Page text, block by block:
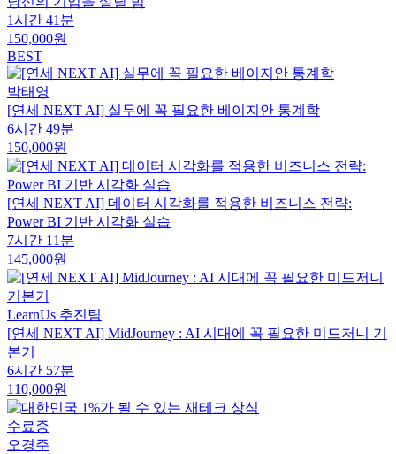
1시간 41분
150,000원
BEST
박태영
[연세 NEXT AI] 실무에 꼭 필요한 베이지안 통계학
6시간 49분
150,000원
[연세 NEXT AI] 데이터 시각화를 적용한 비즈니스 전략:
Power BI 기반 시각화 실습
7시간 11분
145,000원
LearnUs 추진팀
[연세 NEXT AI] MidJourney : AI 시대에 꼭 필요한 미드저니 기
본기
6시간 57분
110,000원
수료증
오경주